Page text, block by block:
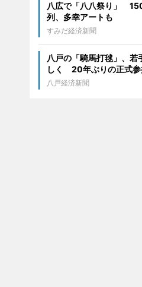
八広で「八八祭り」
列、多幸アートも
すみだ経済新聞
八戸の「騎馬打毬」、若
しく 20年ぶりの正式参
八戸経済新聞